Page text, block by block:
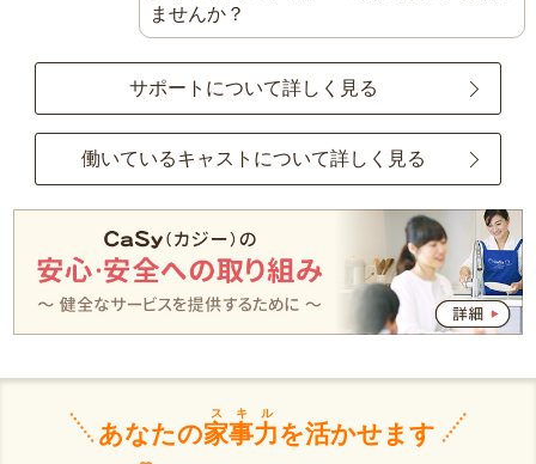
ませんか？
サポートについて詳しく見る
働いているキャストについて詳しく見る
あなたの家事力
スキル
を活かせます